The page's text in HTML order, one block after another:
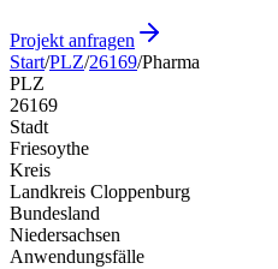
Projekt anfragen
Start/PLZ/26169/Pharma
PLZ
26169
Stadt
Friesoythe
Kreis
Landkreis Cloppenburg
Bundesland
Niedersachsen
Anwendungsfälle